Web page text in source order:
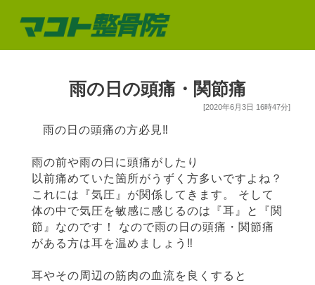
雨の日の頭痛・関節痛
[2020年6月3日 16時47分]
雨の日の頭痛の方必見‼︎
雨の前や雨の日に頭痛がしたり
以前痛めていた箇所がうずく方多いですよね？
これには『気圧』が関係してきます。 そして
体の中で気圧を敏感に感じるのは『耳』と『関
節』なのです！ なので雨の日の頭痛・関節痛
がある方は耳を温めましょう‼︎
耳やその周辺の筋肉の血流を良くすると